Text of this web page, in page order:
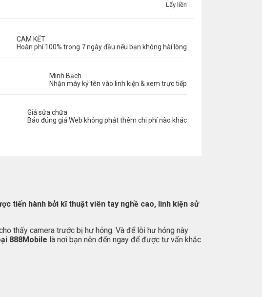
Lấy liền
CAM KẾT
Hoàn phí 100% trong 7 ngày đầu nếu bạn không hài lòng
Minh Bạch
Nhận máy ký tên vào linh kiện & xem trực tiếp
Giá sửa chữa
Báo đúng giá Web không phát thêm chi phí nào khác
tiến hành bởi kĩ thuật viên tay nghề cao, linh kiện sử
thấy camera trước bị hư hỏng. Và để lỗi hư hỏng này
888Mobile là nơi bạn nên đến ngay để được tư vấn khắc